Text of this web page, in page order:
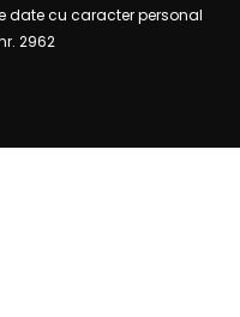
date cu caracter personal
2962